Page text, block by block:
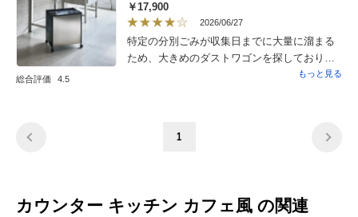
難しいと感じます・タッピングビスは最初の
締め込みにかなり力が必要です。組み立て後
半で必須な理由を説明書に一言書いていただ
けると初心者には親切と思います。・L字金具
の説明欄、六角ナットと袋ナットの使い分け
突っ張りパイプを落下防止のためテープで仮
活用したい方には、自信を持っておすすめで
総合評価 4.5
￥17,900
2026/06/27
特定の分別ごみが収集日までに大量に溜まる
ため、大きめのダストワゴンを探しておりま
した。サイズがぴったりで購入しましたが、
るのでごみ棄てがストレスなく快適です。し
ば。。。個人的には自分の故郷の製造会社さ
もっと見る
1
カウンター キッチン カフェ風 の関連